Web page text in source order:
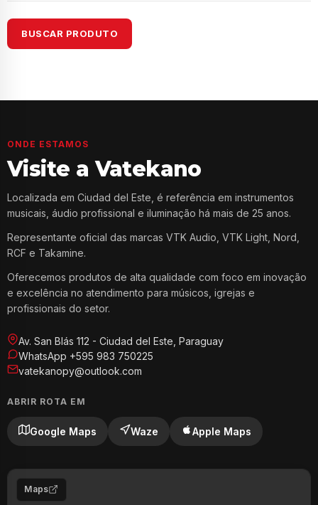
BUSCAR PRODUTO
ONDE ESTAMOS
Visite a Vatekano
Localizada em Ciudad del Este, é referência em instrumentos
musicais, áudio profissional e iluminação há mais de 25 anos.
Representante oficial das marcas VTK Audio, VTK Light, Nord,
RCF e Takamine.
Oferecemos produtos de alta qualidade com foco em inovação
e excelência no atendimento para músicos, igrejas e
profissionais do setor.
Av. San Blás 112 - Ciudad del Este, Paraguay
WhatsApp +595 983 750225
vatekanopy@outlook.com
ABRIR ROTA EM
Google Maps Waze Apple Maps
Maps